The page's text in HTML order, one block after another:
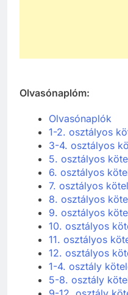
Olvasónaplóm:
Olvasónaplók
1-2. osztályos
3-4. osztályos
5. osztályos
6. osztályos
7. osztályos
8. osztályos
9. osztályos
10. osztályos
11. osztályos
12. osztályos
1-4. osztály
5-8. osztály